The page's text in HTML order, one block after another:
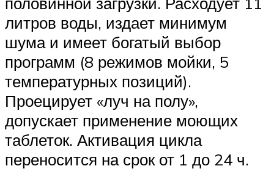
литров воды, издает минимум
шума и имеет богатый выбор
программ (8 режимов мойки, 5
температурных позиций).
Проецирует «луч на полу»,
допускает применение моющих
таблеток. Активация цикла
переносится на срок от 1 до 24 ч.